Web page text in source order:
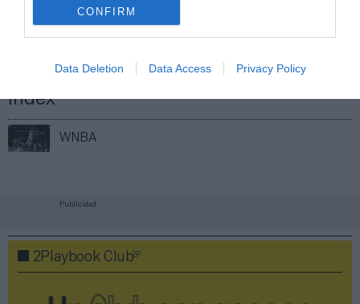
CONFIRM
Data Deletion Data Access Privacy Policy
Índex
WNBA
Compartir
Publicidad
2Playbook Club2P